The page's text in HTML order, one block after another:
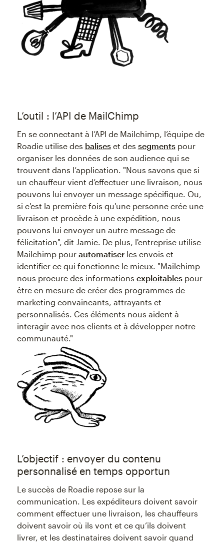
L’outil : l’API de MailChimp
En se connectant à l’API de Mailchimp, l’équipe de
Roadie utilise des baliseset des segmentspour
organiser les données de son audience qui se
trouvent dans l’application. "Nous savons que si
un chauffeur vient d’effectuer une livraison, nous
pouvons lui envoyer un message spécifique. Ou,
si c'est la première fois qu'une personne crée une
livraison et procède à une expédition, nous
pouvons lui envoyer un autre message de
félicitation", dit Jamie. De plus, l'entreprise utilise
Mailchimp pour automatiserles envois et
identifier ce qui fonctionne le mieux. "Mailchimp
nous procure des informations exploitablespour
être en mesure de créer des programmes de
marketing convaincants, attrayants et
personnalisés. Ces éléments nous aident à
interagir avec nos clients et à développer notre
communauté."
L’objectif : envoyer du contenu
personnalisé en temps opportun
Le succès de Roadie repose sur la
communication. Les expéditeurs doivent savoir
comment effectuer une livraison, les chauffeurs
doivent savoir où ils vont et ce qu’ils doivent
livrer, et les destinataires doivent savoir quand